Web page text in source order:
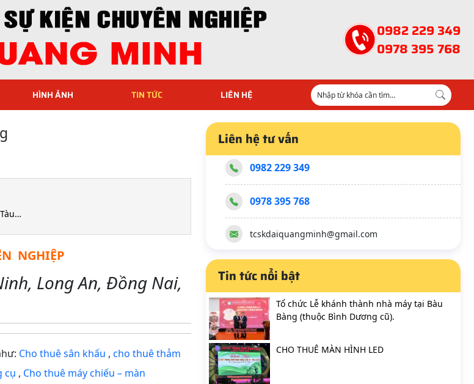
0982 229 349
0978 395 768
HÌNH ẢNH TIN TỨC LIÊN HỆ
NGHIỆP
Long An, Đồng Nai,
Cho thuê sân khấu , cho thuê thảm
cụ , Cho thuê máy chiếu – màn
Liên hệ tư vấn
0982 229 349
0978 395 768
tcskdaiquangminh@gmail.com
Tin tức nổi bật
Tổ chức Lễ khánh thành nhà máy tại Bàu
Bàng (thuộc Bình Dương cũ).
CHO THUÊ MÀN HÌNH LED